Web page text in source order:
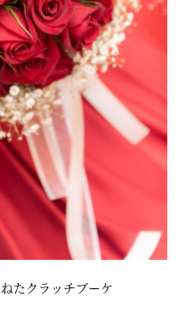
たクラッチブーケ